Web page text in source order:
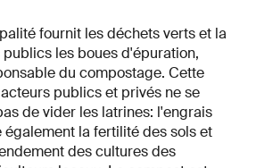
fournit les déchets verts et la
les boues d'épuration,
du compostage. Cette
publics et privés ne se
de vider les latrines: l'engrais
la fertilité des sols et
des cultures des